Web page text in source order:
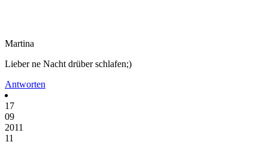
Martina
Lieber ne Nacht drüber schlafen;)
Antworten
17
09
2011
11